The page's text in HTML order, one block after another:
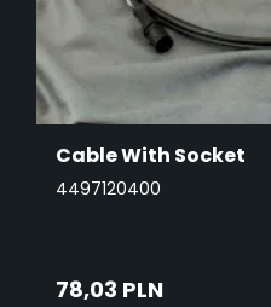
Cable With Socket
4497120400
78,03 PLN